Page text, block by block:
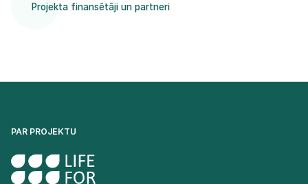
Projekta finansētāji un partneri
PAR PROJEKTU